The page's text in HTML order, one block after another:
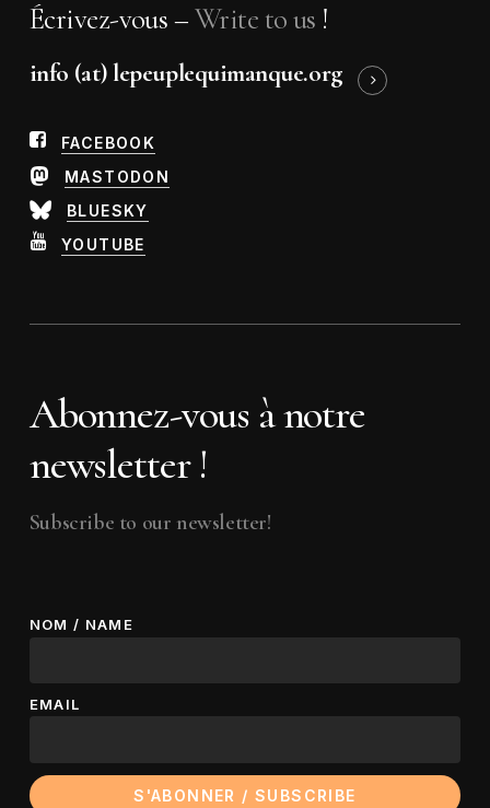
Écrivez-vous –Write to us !
info (at) lepeuplequimanque.org
FACEBOOK
MASTODON
BLUESKY
YOUTUBE
Abonnez-vous à notre
newsletter !
Subscribe to our newsletter!
NOM / NAME
EMAIL